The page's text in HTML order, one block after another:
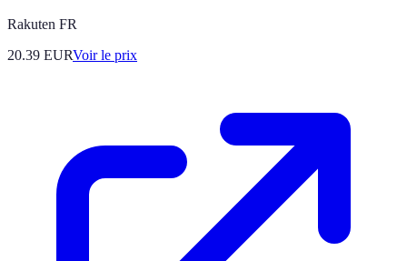
Rakuten FR
20.39 EURVoir le prix